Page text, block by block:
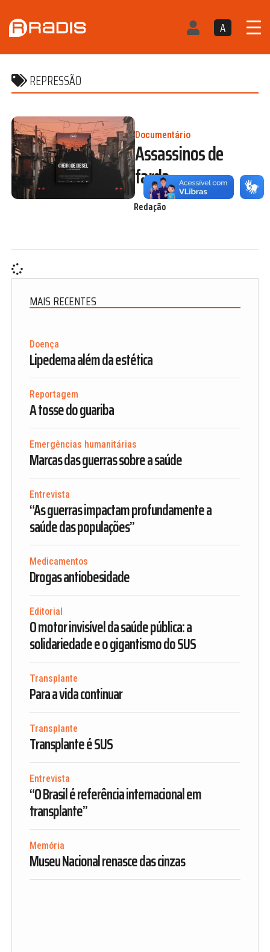
A
REPRESSÃO
Documentário
Assassinos de
farda
Redação
MAIS RECENTES
Doença
Lipedema além da estética
Reportagem
A tosse do guariba
Emergências humanitárias
Marcas das guerras sobre a saúde
Entrevista
“As guerras impactam profundamente a
saúde das populações”
Medicamentos
Drogas antiobesidade
Editorial
O motor invisível da saúde pública: a
solidariedade e o gigantismo do SUS
Transplante
Para a vida continuar
Transplante
Transplante é SUS
Entrevista
“O Brasil é referência internacional em
transplante”
Memória
Museu Nacional renasce das cinzas